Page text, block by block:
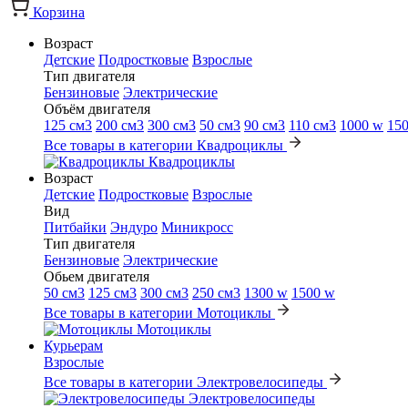
Корзина
Возраст
Детские Подростковые Взрослые
Тип двигателя
Бензиновые Электрические
Объём двигателя
125 см3 200 см3 300 см3 50 см3 90 см3 110 см3 1000 w
Все товары в категории Квадроциклы
Квадроциклы
Возраст
Детские Подростковые Взрослые
Вид
Питбайки Эндуро Миникросс
Тип двигателя
Бензиновые Электрические
Обьем двигателя
50 см3 125 см3 300 см3 250 см3 1300 w 1500 w
Все товары в категории Мотоциклы
Мотоциклы
Курьерам
Взрослые
Все товары в категории Электровелосипеды
Электровелосипеды